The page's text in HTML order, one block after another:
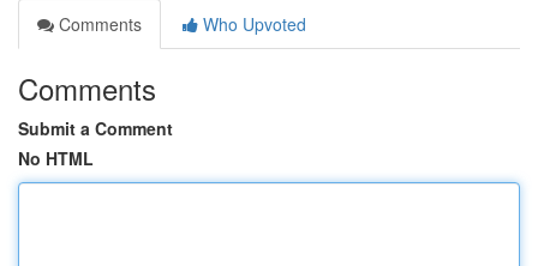
Comments
Who Upvoted
Comments
Submit a Comment
No HTML